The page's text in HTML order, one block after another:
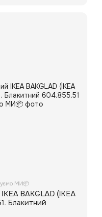
МИ📦
BAKGLAD (ІКЕА
Блакитний